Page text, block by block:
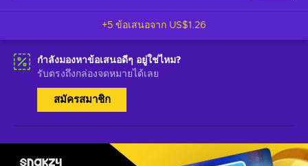
+5 ข้อเสนอจาก US$1.26
กำลังมองหาข้อเสนอดีๆ อยู่ใช่ไหม?
รับตรงถึงกล่องจดหมายได้เลย
สมัครสมาชิก